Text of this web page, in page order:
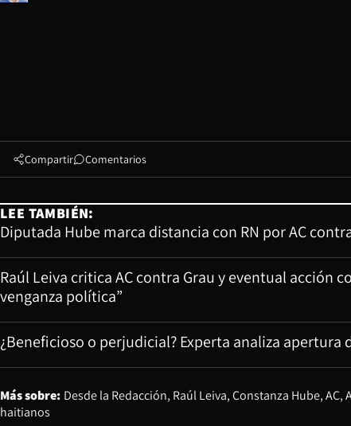
Compartir Comentarios
LEE TAMBIÉN:
Diputada Hube marca distancia con RN por AC
Raúl Leiva critica AC contra Grau y eventual acción
venganza política”
¿Beneficioso o perjudicial? Experta analiza
Más sobre: Desde la Redacción Raúl Leiva Constanza Hube AC
haitianos